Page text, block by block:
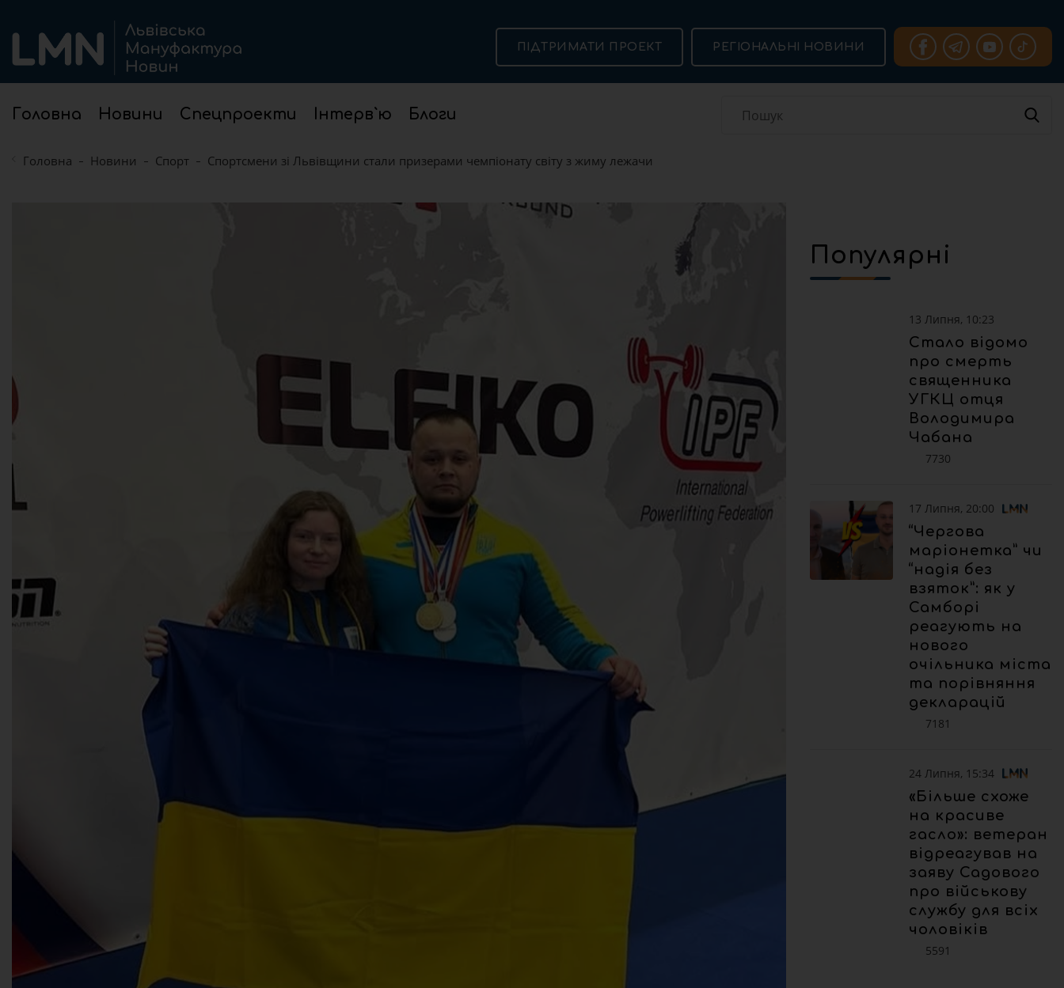
Головна Новини Спецпроекти Інтерв`ю Блоги
ПІДТРИМАТИ ПРОЕКТ РЕГІОНАЛЬНІ НОВИНИ
Головна Новини Спорт Спортсмени зі Львівщини стали призерами чемпіонату світу з жиму лежачи
Популярні
13 Липня, 10:23
Стало відомо
про смерть
священника
УГКЦ отця
Володимира
Чабана
7730
17 Липня, 20:00
“Чергова
маріонетка” чи
“надія без
взяток”: як у
Самборі
реагують на
нового
очільника міста
та порівняння
декларацій
7181
24 Липня, 15:34
«Більше схоже
на красиве
гасло»: ветеран
відреагував на
заяву Садового
про військову
службу для всіх
чоловіків
5591